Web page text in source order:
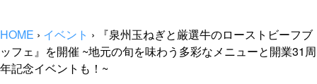
HOME › イベント ›
『泉州玉ねぎと厳選牛のローストビーフブ
ッフェ』を開催 ~地元の旬を味わう多彩なメニューと開業31周
年記念イベントも！~